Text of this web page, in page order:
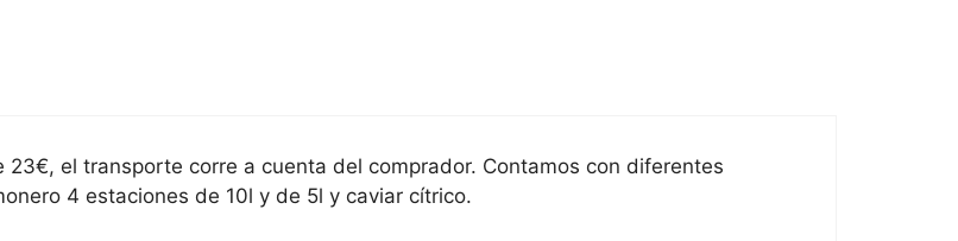
23€, el transporte corre a cuenta del comprador. Contamos con diferentes
4 estaciones de 10l y de 5l y caviar cítrico.